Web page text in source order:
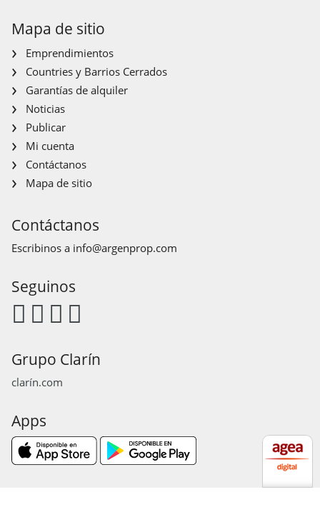
Mapa de sitio
Emprendimientos
Countries y Barrios Cerrados
Garantías de alquiler
Noticias
Publicar
Mi cuenta
Contáctanos
Mapa de sitio
Contáctanos
Escribinos a info@argenprop.com
Seguinos
Grupo Clarín
clarín.com
Apps